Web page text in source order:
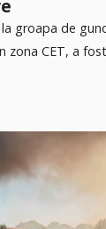
groapa de
zona CET, a